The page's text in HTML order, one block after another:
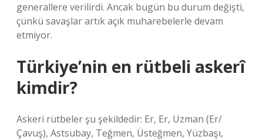
generallere verilirdi. Ancak bugün bu durum değişti,
çünkü savaşlar artık açık muharebelerle devam
etmiyor.
Türkiye’nin en rütbeli askerî
kimdir?
Askeri rütbeler şu şekildedir: Er, Er, Uzman (Er/
Çavuş), Astsubay, Teğmen, Üsteğmen, Yüzbaşı,